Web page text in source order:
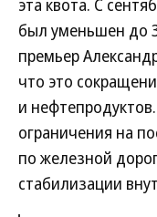
эта квота. С
был уменьшен до
премьер
что это
и
ограничения на
по железной
стабилизации